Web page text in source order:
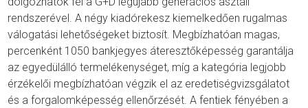
rendszerével. A négy kiadórekesz kiemelkedően rugalmas
válogatási lehetőségeket biztosít. Megbízhatóan magas,
percenként 1050 bankjegyes áteresztőképesség garantálja
az egyedülálló termelékenységet, míg a kategória legjobb
érzékelői megbízhatóan végzik el az eredetiségvizsgálatot
és a forgalomképesség ellenőrzését. A fentiek fényében a